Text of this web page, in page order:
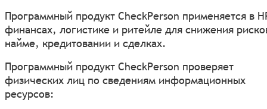
Программный продукт CheckPerson применяется в
финансах, логистике и ритейле для снижения
найме, кредитовании и сделках.
Программный продукт CheckPerson проверяет
физических лиц по сведениям информационных
ресурсов: